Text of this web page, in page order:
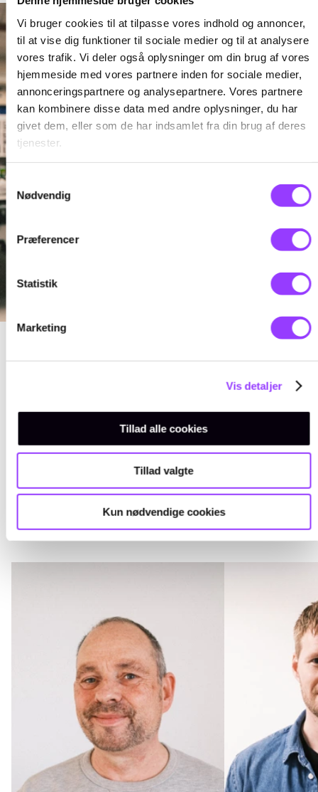
Vi bruger cookies til at tilpasse vores indhold og annoncer,
til at vise dig funktioner til sociale medier og til at analysere
vores trafik. Vi deler også oplysninger om din brug af vores
hjemmeside med vores partnere inden for sociale medier,
annonceringspartnere og analysepartnere. Vores partnere
kan kombinere disse data med andre oplysninger, du har
givet dem, eller som de har indsamlet fra din brug af deres
tjenester.
Samtykkevalg
Nødvendig
Præferencer
Statistik
Marketing
Vis detaljer
Tillad alle cookies
Tillad valgte
Kun nødvendige cookies
HAR DU
SPØRGSMÅL?
Hvis du har spørgsmål er du velkommen
til at tage fat i følgende: